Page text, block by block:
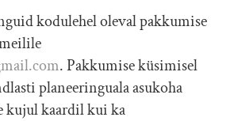
kodulehel oleval pakkumise
. Pakkumise küsimisel
planeeringuala asukoha
kujul kaardil kui ka